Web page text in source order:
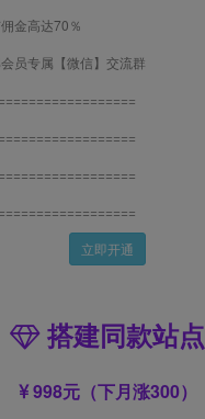
金高达70％
员专属【微信】交流群
立即开通
搭建同款站点
998元（下月涨300）